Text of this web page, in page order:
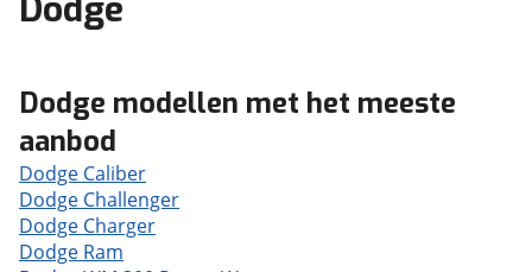
Dodge
Dodge modellen met het meeste
aanbod
Dodge Caliber
Dodge Challenger
Dodge Charger
Dodge Ram